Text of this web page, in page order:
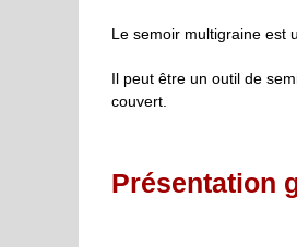
Le semoir multigraine est
Il peut être un outil de
couvert.
Présentation